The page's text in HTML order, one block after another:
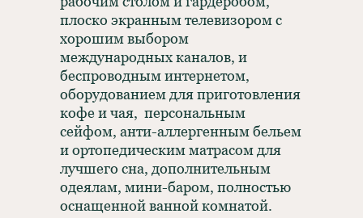
плоско экранным телевизором с
хорошим выбором
международных каналов, и
беспроводным интернетом,
оборудованием для приготовления
кофе и чая, персональным
сейфом, анти-аллергенным бельем
и ортопедическим матрасом для
лучшего сна, дополнительным
одеялам, мини-баром, полностью
оснащенной ванной комнатой.